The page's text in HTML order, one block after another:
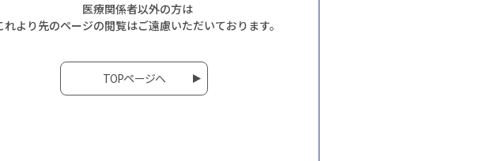
医療関係者以外の方は
れより先のページの閲覧はご遠慮いただいております。
TOPページへ